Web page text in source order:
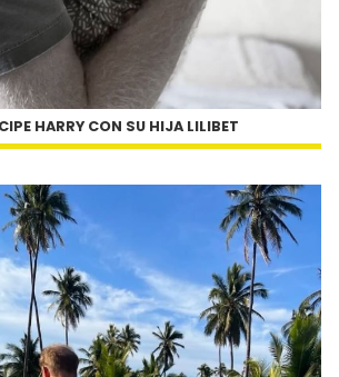
HARRY CON SU HIJA LILIBET